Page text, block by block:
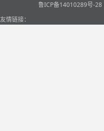
鲁ICP备14010289号-28
友情链接：